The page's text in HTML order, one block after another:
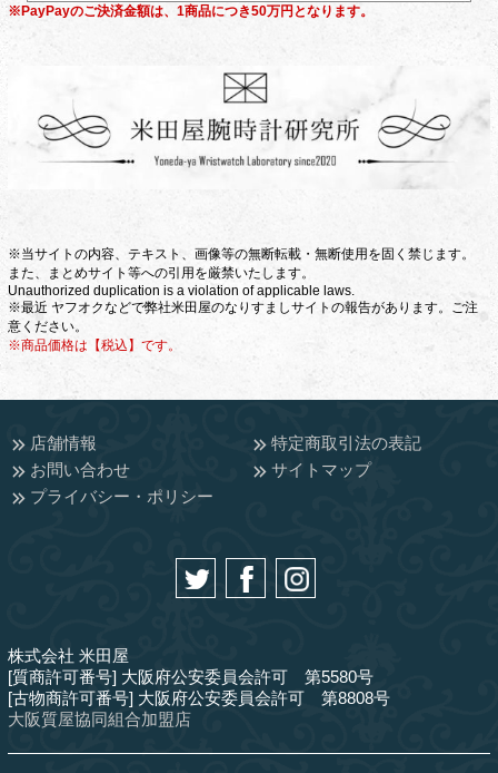
※PayPayのご決済金額は、1商品につき50万円となります。
※当サイトの内容、テキスト、画像等の無断転載・無断使用を固く禁じます。
また、まとめサイト等への引用を厳禁いたします。
Unauthorized duplication is a violation of applicable laws.
※最近 ヤフオクなどで弊社米田屋のなりすましサイトの報告があります。ご注
意ください。
※商品価格は【税込】です。
店舗情報
特定商取引法の表記
お問い合わせ
サイトマップ
プライバシー・ポリシー
株式会社 米田屋
[質商許可番号] 大阪府公安委員会許可 第5580号
[古物商許可番号] 大阪府公安委員会許可 第8808号
大阪質屋協同組合加盟店